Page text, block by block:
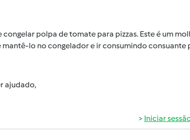
congelar polpa de tomate para pizzas. Este é um
mantê-lo no congelador e ir consumindo consuante
ajudado,
Iniciar